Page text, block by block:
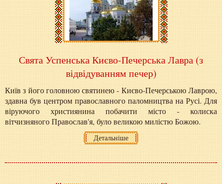
Свята Успенська Києво-Печерська Лавра (з
відвідуванням печер)
Київ з його головною святинею - Києво-Печерською Лаврою,
здавна був центром православного паломництва на Русі. Для
віруючого християнина побачити місто - колиска
вітчизняного Православ'я, було великою милістю Божою.
Детальніше